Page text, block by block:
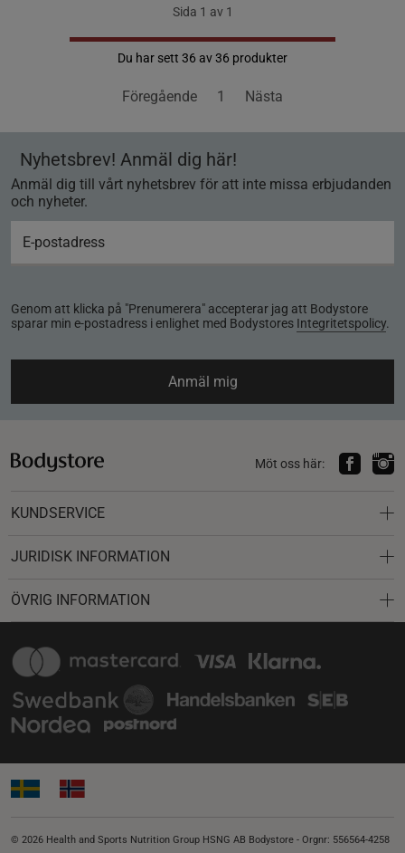
Sida 1 av 1
Du har sett 36 av 36 produkter
Föregående 1 Nästa
Nyhetsbrev! Anmäl dig här!
Anmäl dig till vårt nyhetsbrev för att inte missa erbjudanden
och nyheter.
Genom att klicka på "Prenumerera" accepterar jag att Bodystore
sparar min e-postadress i enlighet med Bodystores Integritetspolicy.
Anmäl mig
Möt oss här:
KUNDSERVICE
JURIDISK INFORMATION
ÖVRIG INFORMATION
© 2026 Health and Sports Nutrition Group HSNG AB Bodystore - Orgnr: 556564-4258